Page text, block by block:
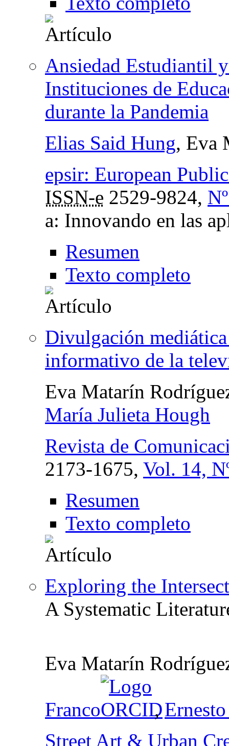
Ansiedad Estudiantil
Instituciones de
durante la Pandemia
Elias Said Hung, Eva
epsir: European
ISSN-e 2529-9824,
a: Innovando en las
Resumen
Texto completo
Divulgación
informativo de la
Eva Matarín
María Julieta Hough
Revista de
2173-1675, Vol. 14,
Resumen
Texto completo
Exploring the
A Systematic
Eva Matarín
Franco ,
Street Art & Urban